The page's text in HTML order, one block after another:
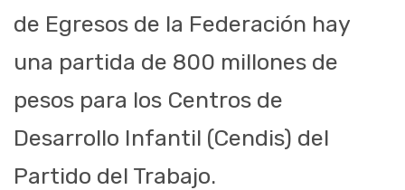
de Egresos de la Federación hay
una partida de 800 millones de
pesos para los Centros de
Desarrollo Infantil (Cendis) del
Partido del Trabajo.